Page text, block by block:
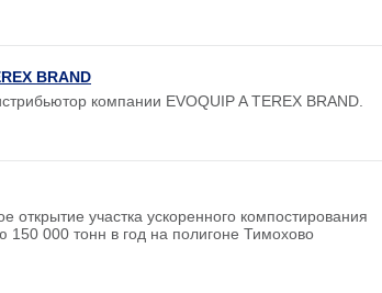
BRAND
компании EVOQUIP A TEREX BRAND.
участка ускоренного компостирования
150 000 тонн в год на полигоне Тимохово